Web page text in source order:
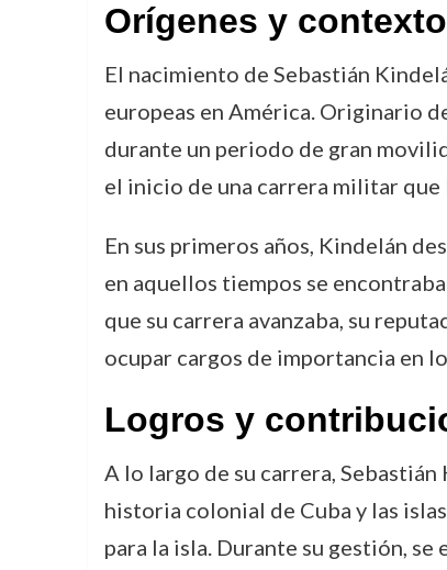
Orígenes y
El nacimiento de Sebastián
europeas en América. Originario
durante un periodo de gran
el inicio de una carrera militar
En sus primeros años, Kindelán
en aquellos tiempos se
que su carrera avanzaba, su
ocupar cargos de importancia en
Logros y
A lo largo de su carrera,
historia colonial de Cuba y las
para la isla. Durante su gestión,